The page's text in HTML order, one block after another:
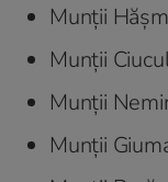
Munții
Munții
Munții
Munții